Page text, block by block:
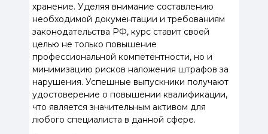
хранение. Уделяя внимание составлению
необходимой документации и требованиям
законодательства РФ, курс ставит своей
целью не только повышение
профессиональной компетентности, но и
минимизацию рисков наложения штрафов за
нарушения. Успешные выпускники получают
удостоверение о повышении квалификации,
что является значительным активом для
любого специалиста в данной сфере.